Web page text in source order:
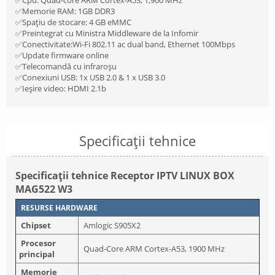
✅Memorie RAM: 1GB DDR3
✅Spațiu de stocare: 4 GB eMMC
✅Preintegrat cu Ministra Middleware de la Infomir
✅Conectivitate:Wi-Fi 802.11 ac dual band, Ethernet 100Mbps
✅Update firmware online
✅Telecomandă cu infraroșu
✅Conexiuni USB: 1x USB 2.0 & 1 x USB 3.0
✅Ieșire video: HDMI 2.1b
Specificații tehnice
Specificații tehnice Receptor IPTV LINUX BOX
MAG522 W3
RESURSE HARDWARE
Chipset
Amlogic S905X2
Procesor
principal
Quad-Core ARM Cortex-A53, 1900 MHz
Memorie